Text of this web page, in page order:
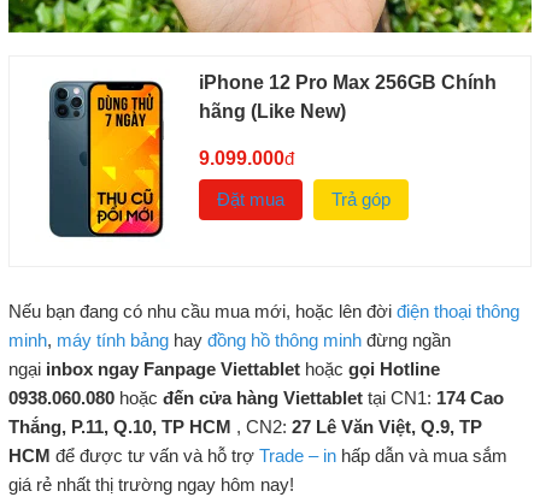
iPhone 12 Pro Max 256GB Chính
hãng (Like New)
9.099.000đ
Đặt mua
Trả góp
Nếu bạn đang có nhu cầu mua mới, hoặc lên đời điện thoại thông
minh, máy tính bảnghayđồng hồ thông minhđừng ngần
ngại inbox ngay Fanpage Viettablet hoặc gọi Hotline
0938.060.080hoặc đến cửa hàng Viettablettại CN1: 174 Cao
Thắng, P.11, Q.10, TP HCM , CN2: 27 Lê Văn Việt, Q.9, TP
HCM để được tư vấn và hỗ trợ Trade – in hấp dẫn và mua sắm
giá rẻ nhất thị trường ngay hôm nay!